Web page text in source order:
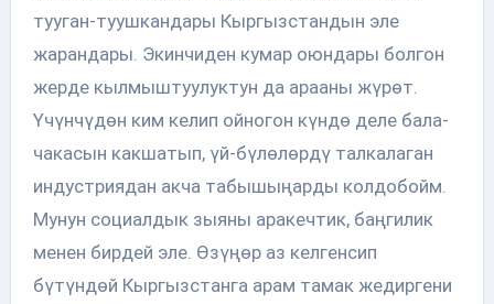
тууган-туушкандары Кыргызстандын эле
жарандары. Экинчиден кумар оюндары болгон
жерде кылмыштуулуктун да арааны жүрөт.
Үчүнчүдөн ким келип ойногон күндө деле бала-
чакасын какшатып, үй-бүлөлөрдү талкалаган
индустриядан акча табышыңарды колдобойм.
Мунун социалдык зыяны аракечтик, баңгилик
менен бирдей эле. Өзүңөр аз келгенсип
бүтүндөй Кыргызстанга арам тамак жедиргени